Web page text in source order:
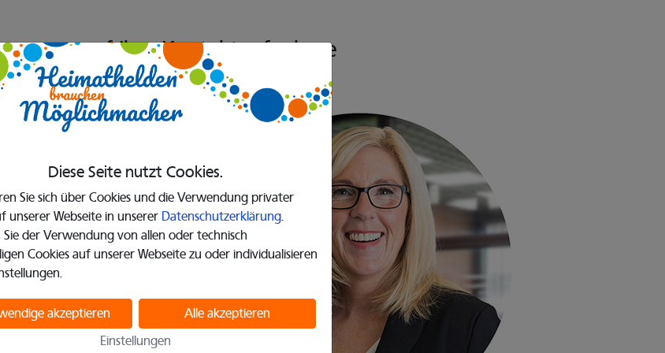
Diese Seite nutzt Cookies.
Sie sich über Cookies und die Verwendung privater
unserer Webseite in unserer Datenschutzerklärung.
der Verwendung von allen oder technisch
Cookies auf unserer Webseite zu oder individualisieren
akzeptieren
Alle akzeptieren
Einstellungen
uns aufIhre Kontaktaufnahme